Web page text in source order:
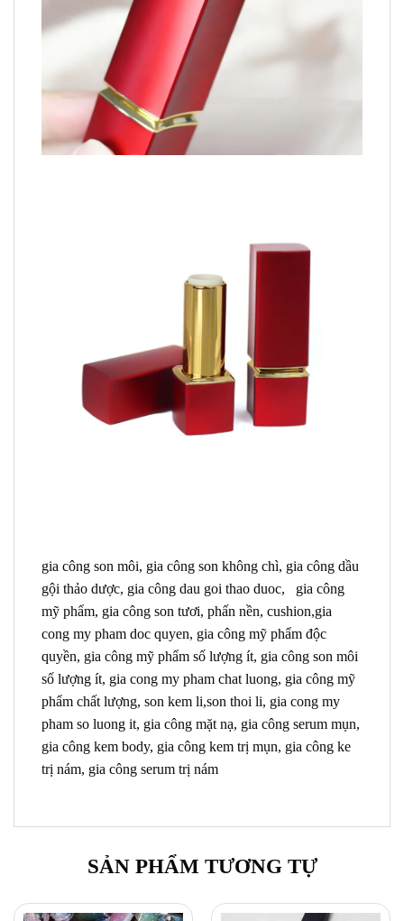
gia công son môi, gia công son không chì, gia công dầu
gội thảo dược, gia công dau goi thao duoc, gia công
mỹ phẩm, gia công son tươi, phấn nền, cushion,gia
cong my pham doc quyen, gia công mỹ phẩm độc
quyền, gia công mỹ phẩm số lượng ít, gia công son môi
số lượng ít, gia cong my pham chat luong, gia công mỹ
phẩm chất lượng, son kem li,son thoi li, gia cong my
pham so luong it, gia công mặt nạ, gia công serum mụn,
gia công kem body, gia công kem trị mụn, gia công ke
trị nám, gia công serum trị nám
SẢN PHẨM TƯƠNG TỰ